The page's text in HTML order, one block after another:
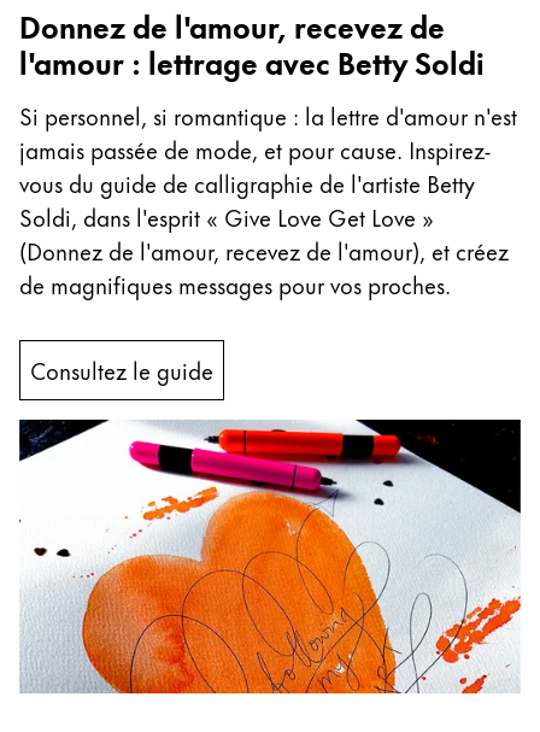
Qualité
Design
Responsabilité
Esprit pionnier
Carrière
À propos de votre commande
FR/MF
Global
La région « Global » couvre les pays où Lamy
Europe
Cette région répertorie les pays et les langues
Ελληνικά
Poland
polski
Romania
română
Créer un compte
Donnez de l'amour, recevez de
l'amour : lettrage avec Betty Soldi
Si personnel, si romantique : la lettre d'amour n'est
jamais passée de mode, et pour cause. Inspirez-
vous du guide de calligraphie de l'artiste Betty
Soldi, dans l'esprit « Give Love Get Love »
(Donnez de l'amour, recevez de l'amour), et créez
de magnifiques messages pour vos proches.
Consultez le guide